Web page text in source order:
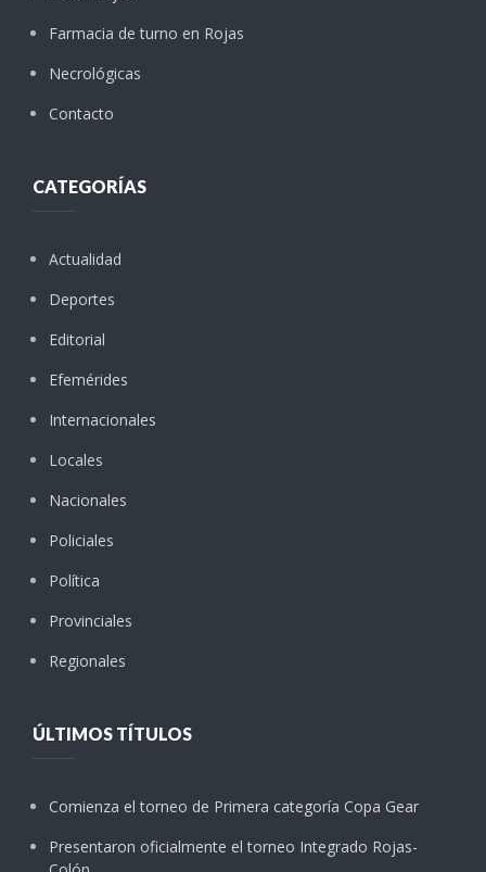
Farmacia de turno en Rojas
Necrológicas
Contacto
CATEGORÍAS
Actualidad
Deportes
Editorial
Efemérides
Internacionales
Locales
Nacionales
Policiales
Política
Provinciales
Regionales
ÚLTIMOS TÍTULOS
Comienza el torneo de Primera categoría Copa Gear
Presentaron oficialmente el torneo Integrado Rojas-